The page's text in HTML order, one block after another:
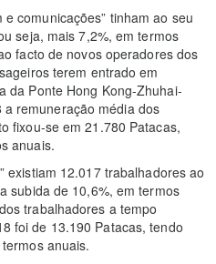
comunicações” tinham ao seu
seja, mais 7,2%, em termos
facto de novos operadores dos
terem entrado em
da Ponte Hong Kong-Zhuhai-
remuneração média dos
fixou-se em 21.780 Patacas,
anuais.
existiam 12.017 trabalhadores ao
subida de 10,6%, em termos
trabalhadores a tempo
foi de 13.190 Patacas, tendo
anuais.